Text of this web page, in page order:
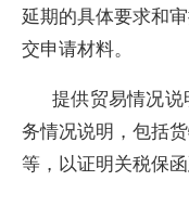
延期的具体要求和
交申请材料。
提供贸易情况
务情况说明，包括
等，以证明关税保